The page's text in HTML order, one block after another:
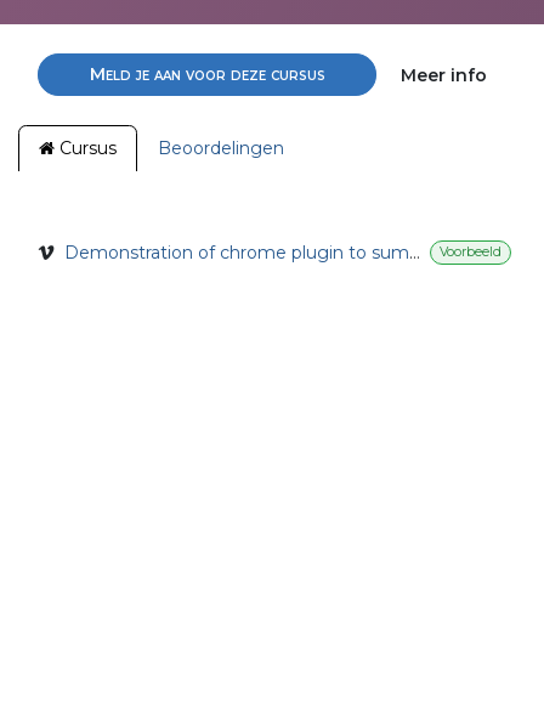
Meld je aan voor deze cursus Meer info
Cursus Beoordelingen
Demonstration of chrome plugin to summarize your visio and physical consultations Voorbeeld